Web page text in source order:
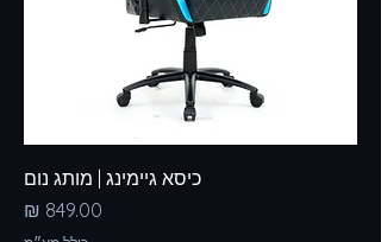
כיסא גיימינג | מותג נום
מחיר